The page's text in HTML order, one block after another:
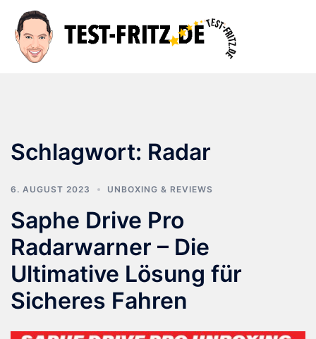
Inhalt
springen
Schlagwort: Radar
6. AUGUST 2023 UNBOXING & REVIEWS
Saphe Drive Pro
Radarwarner – Die
Ultimative Lösung für
Sicheres Fahren